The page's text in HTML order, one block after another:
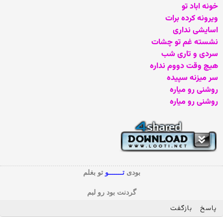
خونه اباد تو
ویرونه کرده برات
اسایشی نداری
نشسته غم تو چشات
سردی و تاری شب
هیچ وقت دووم نداره
سر میزنه سپیده
روشنی رو میاره
روشنی رو میاره
بودیتـــــــوتو بغلم
گردنت بود رو لبم
پاسخ بازگفت